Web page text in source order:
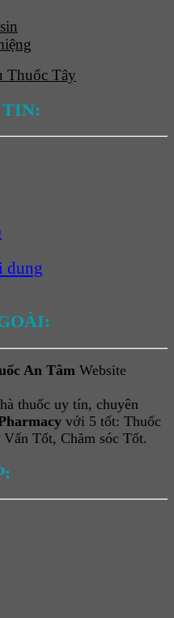
Thuốc Tây
TIN:
dung
An Tâm Website
thuốc uy tín, chuyên
với 5 tốt: Thuốc
Tốt, Chăm sóc Tốt.